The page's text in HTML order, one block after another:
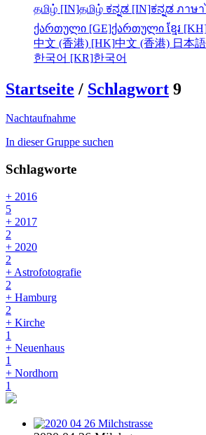
தமிழ் [IN]தமிழ் ಕನ್ನಡ [IN]ಕನ್ನಡ ภาษา
ქართული [GE]ქართული ខ្មែរ
中文 (香港) [HK]中文 (香港) 日本
한국어 [KR]한국어
Startseite / Schlagwort 9
Nachtaufnahme
In dieser Gruppe suchen
Schlagworte
+ 2016
5
+ 2017
2
+ 2020
2
+ Astrofotografie
2
+ Hamburg
2
+ Kirche
1
+ Neuenhaus
1
+ Nordhorn
1